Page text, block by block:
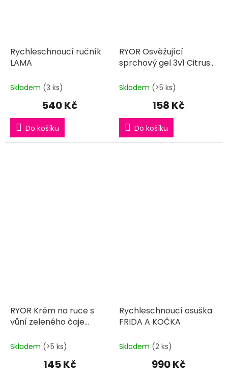
Rychleschnoucí ručník
LAMA
Skladem (3 ks)
540 Kč
Do košíku
RYOR Osvěžující
sprchový gel 3v1 Citrus
Skladem (>5 ks)
158 Kč
Do košíku
RYOR Krém na ruce s
vůní zeleného čaje
Skladem (>5 ks)
145 Kč
Rychleschnoucí osuška
FRIDA A KOČKA
Skladem (2 ks)
990 Kč